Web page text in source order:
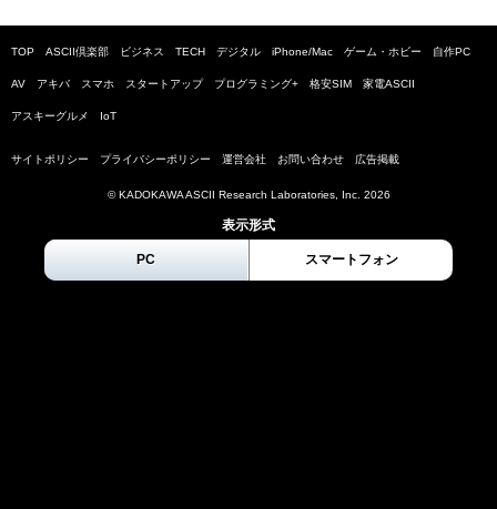
TOP ASCII倶楽部 ビジネス TECH デジタル iPhone/Mac ゲーム・ホビー 自作PC
AV アキバ スマホ スタートアップ プログラミング+ 格安SIM 家電ASCII
アスキーグルメ IoT
サイトポリシー プライバシーポリシー 運営会社 お問い合わせ 広告掲載
© KADOKAWA ASCII Research Laboratories, Inc. 2026
表示形式
PC スマートフォン